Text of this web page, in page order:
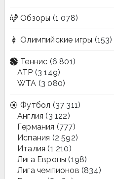
Обзоры (1 078)
Олимпийские игры (153)
Теннис (6 801)
ATP (3 149)
WTA (3 080)
Футбол (37 311)
Англия (3 122)
Германия (777)
Испания (2 592)
Италия (1 210)
Лига Европы (198)
Лига чемпионов (834)